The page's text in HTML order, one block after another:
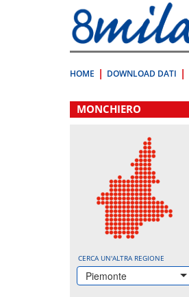
direttamente
a:
Contenuto
HOME DOWNLOAD DATI
.
MONCHIERO
CERCA UN'ALTRA REGIONE
Piemonte